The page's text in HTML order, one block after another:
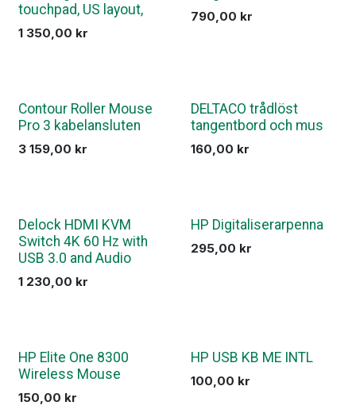
touchpad, US layout,
1 350,00 kr
790,00 kr
Contour Roller Mouse
Pro 3 kabelansluten
3 159,00 kr
DELTACO trådlöst
tangentbord och mus
160,00 kr
Delock HDMI KVM
Switch 4K 60 Hz with
USB 3.0 and Audio
1 230,00 kr
HP Digitaliserarpenna
295,00 kr
HP Elite One 8300
Wireless Mouse
150,00 kr
HP USB KB ME INTL
100,00 kr